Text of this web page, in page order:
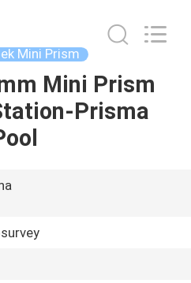
Mini Prism
Mini Prism
Prisma